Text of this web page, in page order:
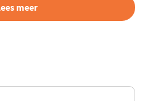
meer